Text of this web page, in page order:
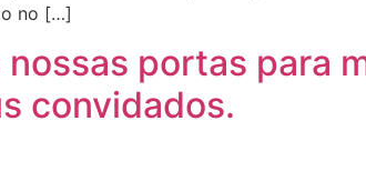
no […]
portas para
convidados.